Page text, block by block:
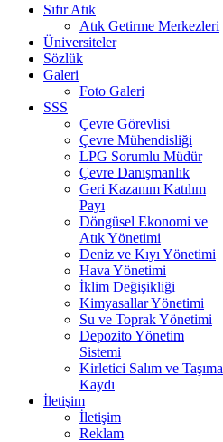
Sıfır Atık
Atık Getirme Merkezleri
Üniversiteler
Sözlük
Galeri
Foto Galeri
SSS
Çevre Görevlisi
Çevre Mühendisliği
LPG Sorumlu Müdür
Çevre Danışmanlık
Geri Kazanım Katılım
Payı
Döngüsel Ekonomi ve
Atık Yönetimi
Deniz ve Kıyı Yönetimi
Hava Yönetimi
İklim Değişikliği
Kimyasallar Yönetimi
Su ve Toprak Yönetimi
Depozito Yönetim
Sistemi
Kirletici Salım ve Taşıma
Kaydı
İletişim
İletişim
Reklam